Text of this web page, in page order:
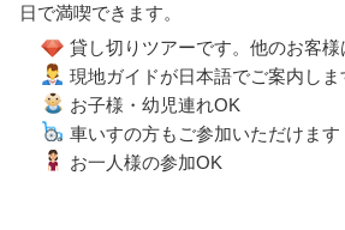
日で満喫できます。
貸し切りツアーです。他のお客
現地ガイドが日本語でご案内しま
お子様・幼児連れOK
車いすの方もご参加いただけます
お一人様の参加OK